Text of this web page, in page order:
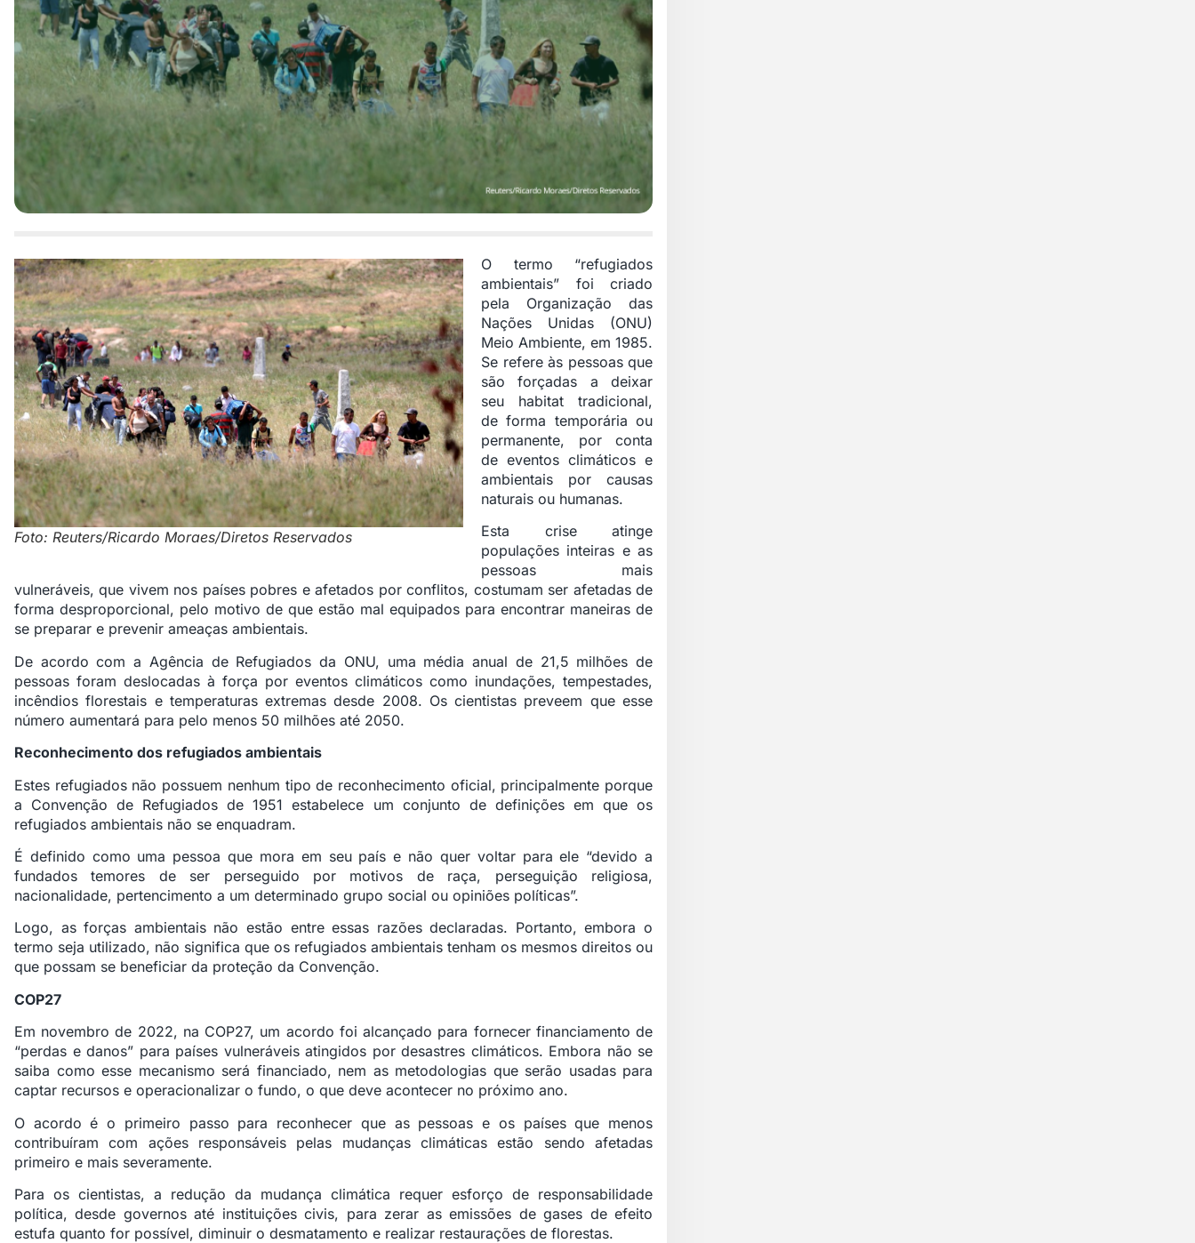
Foto: Reuters/Ricardo Moraes/Diretos Reservados
O termo “refugiados
ambientais” foi criado
pela Organização das
Nações Unidas (ONU)
Meio Ambiente, em 1985.
Se refere às pessoas que
são forçadas a deixar
seu habitat tradicional,
de forma temporária ou
permanente, por conta
de eventos climáticos e
ambientais por causas
naturais ou humanas.
Esta crise atinge
populações inteiras e as
pessoas mais
vulneráveis, que vivem nos países pobres e afetados por conflitos, costumam ser afetadas de
forma desproporcional, pelo motivo de que estão mal equipados para encontrar maneiras de
se preparar e prevenir ameaças ambientais.
De acordo com a Agência de Refugiados da ONU, uma média anual de 21,5 milhões de
pessoas foram deslocadas à força por eventos climáticos como inundações, tempestades,
incêndios florestais e temperaturas extremas desde 2008. Os cientistas preveem que esse
número aumentará para pelo menos 50 milhões até 2050.
Reconhecimento dos refugiados ambientais
Estes refugiados não possuem nenhum tipo de reconhecimento oficial, principalmente porque
a Convenção de Refugiados de 1951 estabelece um conjunto de definições em que os
refugiados ambientais não se enquadram.
É definido como uma pessoa que mora em seu país e não quer voltar para ele “devido a
fundados temores de ser perseguido por motivos de raça, perseguição religiosa,
nacionalidade, pertencimento a um determinado grupo social ou opiniões políticas”.
Logo, as forças ambientais não estão entre essas razões declaradas. Portanto, embora o
termo seja utilizado, não significa que os refugiados ambientais tenham os mesmos direitos ou
que possam se beneficiar da proteção da Convenção.
COP27
Em novembro de 2022, na COP27, um acordo foi alcançado para fornecer financiamento de
“perdas e danos” para países vulneráveis atingidos por desastres climáticos. Embora não se
saiba como esse mecanismo será financiado, nem as metodologias que serão usadas para
captar recursos e operacionalizar o fundo, o que deve acontecer no próximo ano.
O acordo é o primeiro passo para reconhecer que as pessoas e os países que menos
contribuíram com ações responsáveis pelas mudanças climáticas estão sendo afetadas
primeiro e mais severamente.
Para os cientistas, a redução da mudança climática requer esforço de responsabilidade
política, desde governos até instituições civis, para zerar as emissões de gases de efeito
estufa quanto for possível, diminuir o desmatamento e realizar restaurações de florestas.